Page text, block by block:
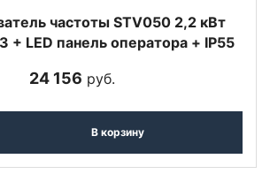
частоты STV050 2,2 кВт
LED панель оператора + IP55
24 156 руб.
В корзину